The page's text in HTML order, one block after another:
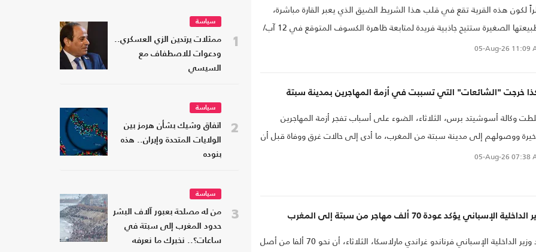
لكون هذه القرية تقع في قلب هذا الشريط الضيق الذي يعبر القارة مباشرة،
فطبيعتها الصغيرة ستتيح جاذبية فريدة لمتابعة ظاهرة الكسوف المتوقع في 12 آب/
2026، 05-Aug-26 11:09
خرجت "الشائعات" التي تسببت في أزمة المهاجرين بمدينة سبتة
وكالة أسوشيتد برس، الثلاثاء، الضوء على أسباب تفجر أزمة المهاجرين
ووصولهم إلى مدينة سبتة من المغرب، ما أدى إلى حالات غرق ووفاة قبل أن
إعادة عشرات الآلاف منهم..
05-Aug-26 07:38
الإسباني يؤكد عودة 70 ألف مهاجر من سبتة إلى المغرب
أكد وزير الداخلية الإسباني فرناندو غراندي مارلاسكا، الثلاثاء، أن نحو 70 ألفا من أصل
1
سياسة
ممثلات يرتدين الزي العسكري..
ودعوات للاصطفاف مع
السيسي
2
سياسة
اتفاق وشيك بشأن هرمز بين
الولايات المتحدة وإيران.. هذه
بنوده
3
سياسة
من له مصلحة بعبور آلاف البشر
حدود المغرب إلى سبتة في
ساعات؟.. نخبرك ما نعرفه